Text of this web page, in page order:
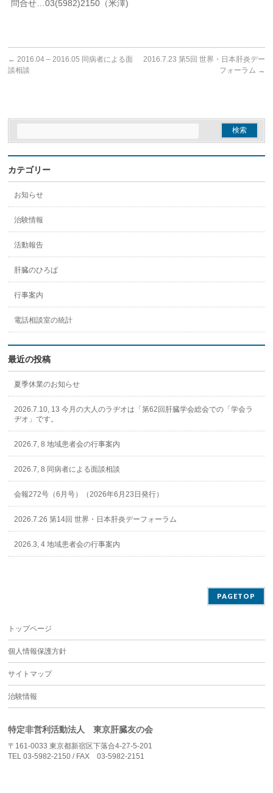
問合せ…03(5982)2150（米澤)
← 2016.04 – 2016.05 同病者による面
談相談
2016.7.23 第5回 世界・日本肝炎デー
フォーラム →
カテゴリー
お知らせ
治験情報
活動報告
肝臓のひろば
行事案内
電話相談室の統計
最近の投稿
夏季休業のお知らせ
2026.7.10, 13 今月の大人のラヂオは「第62回肝臓学会総会での「学会ラ
ヂオ」です。
2026.7, 8 地域患者会の行事案内
2026.7, 8 同病者による面談相談
会報272号（6月号）（2026年6月23日発行）
2026.7.26 第14回 世界・日本肝炎デーフォーラム
2026.3, 4 地域患者会の行事案内
PAGETOP
トップページ
個人情報保護方針
サイトマップ
治験情報
特定非営利活動法人 東京肝臓友の会
〒161-0033 東京都新宿区下落合4-27-5-201
TEL 03-5982-2150 / FAX 03-5982-2151